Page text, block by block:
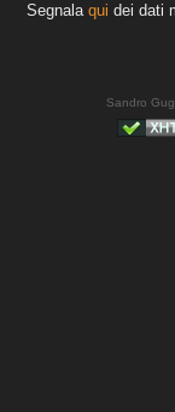
Segnala qui dei dati
Sandro